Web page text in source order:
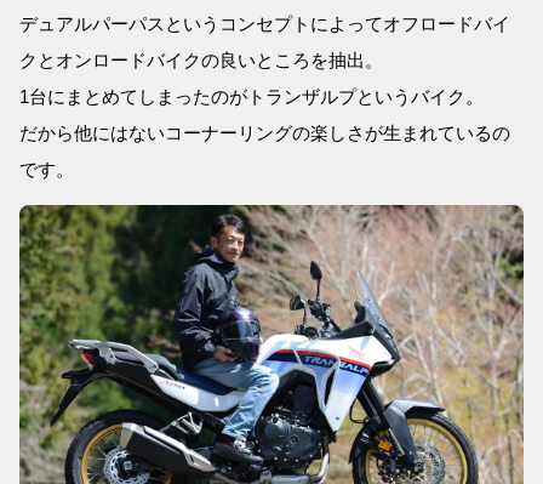
デュアルパーパスというコンセプトによってオフロードバイ
クとオンロードバイクの良いところを抽出。
1台にまとめてしまったのがトランザルプというバイク。
だから他にはないコーナーリングの楽しさが生まれているの
です。